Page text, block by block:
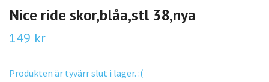
Nice ride skor,blåa,stl 38,nya
149 kr
Produkten är tyvärr slut i lager. :(